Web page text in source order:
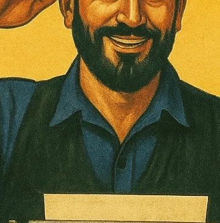
αποσιωπήσουμε.
- Κρατάμε τη δημοσιογραφία μας
ικανότητα να πληρώσουν. Χωρίς paywall,
Η απλή αλήθεια είναι ότι τα έσοδα διαρκώς
ενημέρωση είναι ζωτικής σημασίας για τη
να συνεχίσουμε.
Σας